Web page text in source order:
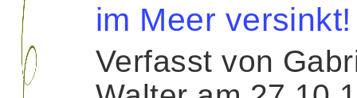
im Meer
Verfasst von